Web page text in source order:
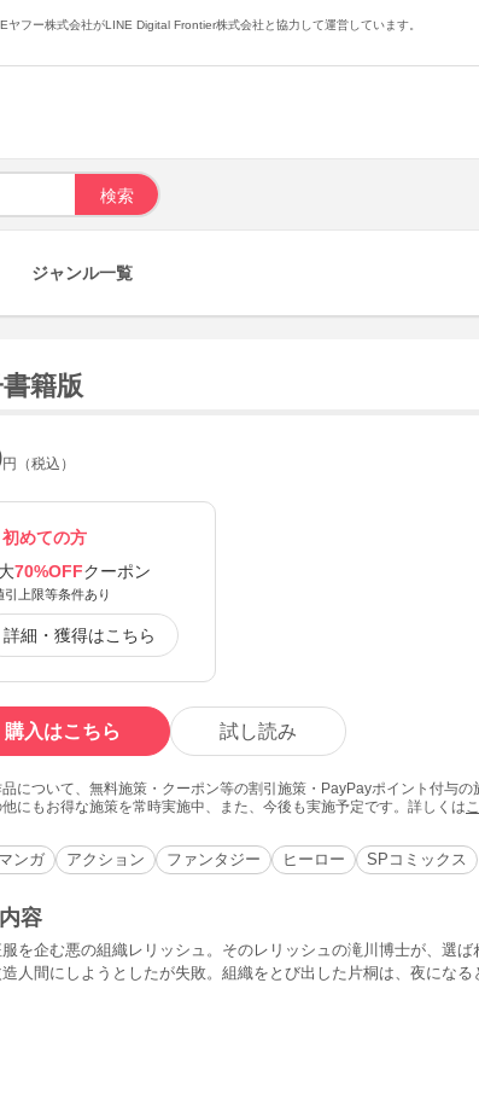
フー株式会社がLINE Digital Frontier株式会社と協力して運営しています。
ジャンル一覧
籍版
円（税込）
初めての方
70%OFFクーポン
上限等条件あり
詳細・獲得はこちら
購入はこちら 試し読み
について、無料施策・クーポン等の割引施策・PayPayポイント付与
他にもお得な施策を常時実施中、また、今後も実施予定です。詳しくは
ンガ アクション ファンタジー ヒーロー SPコミックス
容
を企む悪の組織レリッシュ。そのレリッシュの滝川博士が、選
人間にしようとしたが失敗。組織をとび出した片桐は、夜にな